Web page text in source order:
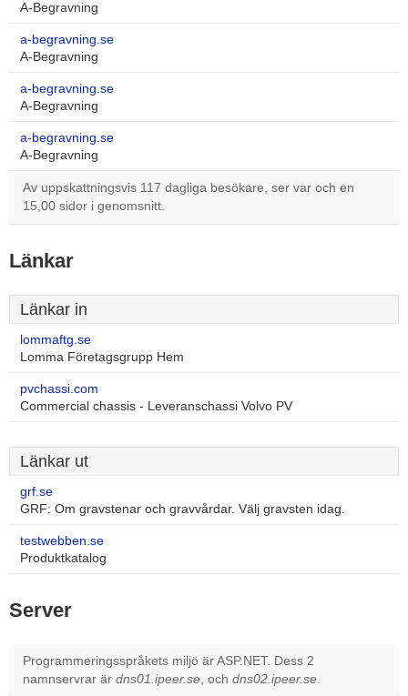
A-Begravning
a-begravning.se
A-Begravning
a-begravning.se
A-Begravning
a-begravning.se
A-Begravning
Av uppskattningsvis 117 dagliga besökare, ser var och en
15,00 sidor i genomsnitt.
Länkar
Länkar in
lommaftg.se
Lomma Företagsgrupp Hem
pvchassi.com
Commercial chassis - Leveranschassi Volvo PV
Länkar ut
grf.se
GRF: Om gravstenar och gravvårdar. Välj gravsten idag.
testwebben.se
Produktkatalog
Server
Programmeringsspråkets miljö är ASP.NET. Dess 2
namnservrar är dns01.ipeer.se, och dns02.ipeer.se.